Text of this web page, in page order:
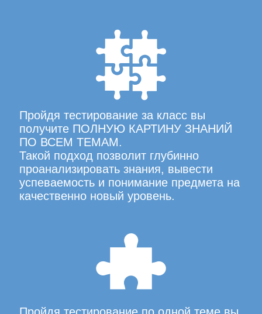
Пройдя тестирование за класс вы
получите ПОЛНУЮ КАРТИНУ ЗНАНИЙ
ПО ВСЕМ ТЕМАМ.
Такой подход позволит глубинно
проанализировать знания, вывести
успеваемость и понимание предмета на
качественно новый уровень.